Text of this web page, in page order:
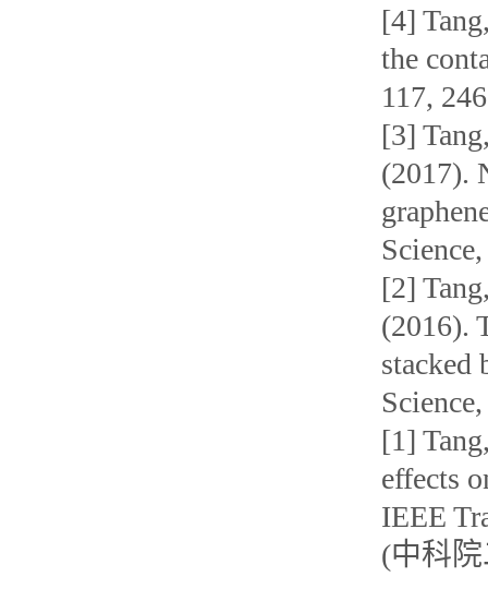
[4]
the
117,
[3]
(2017).
[2]
(2016).
stacked
[1]
effects
IEEE
(中科